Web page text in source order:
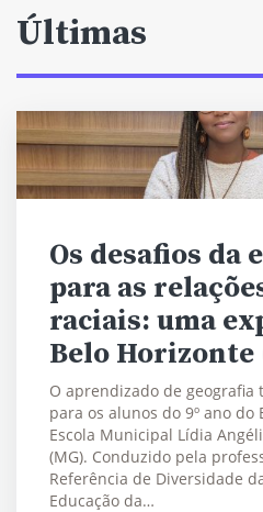
Últimas
Os desafios da
para as
raciais: uma
Belo Horizonte
O aprendizado de
para os alunos do 9º ano
Escola Municipal Lídia
(MG). Conduzido pela
Referência de Diversidade
Educação da…